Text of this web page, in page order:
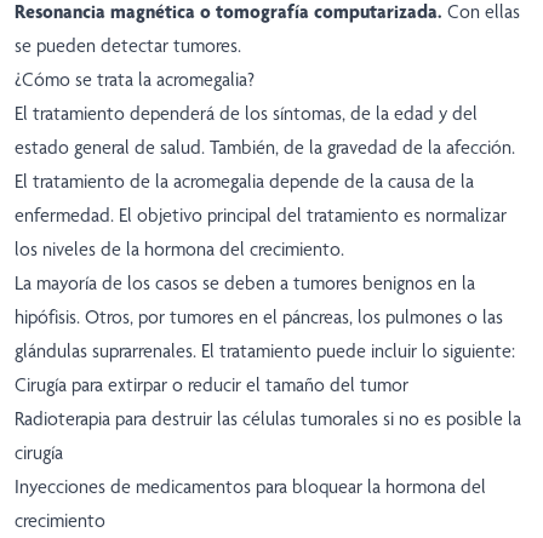
Resonancia magnética o tomografía computarizada. Con ellas
se pueden detectar tumores.
¿Cómo se trata la acromegalia?
El tratamiento dependerá de los síntomas, de la edad y del
estado general de salud. También, de la gravedad de la afección.
El tratamiento de la acromegalia depende de la causa de la
enfermedad. El objetivo principal del tratamiento es normalizar
los niveles de la hormona del crecimiento.
La mayoría de los casos se deben a tumores benignos en la
hipófisis. Otros, por tumores en el páncreas, los pulmones o las
glándulas suprarrenales. El tratamiento puede incluir lo siguiente:
Cirugía para extirpar o reducir el tamaño del tumor
Radioterapia para destruir las células tumorales si no es posible la
cirugía
Inyecciones de medicamentos para bloquear la hormona del
crecimiento